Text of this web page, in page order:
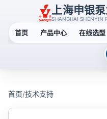
上海申银
SHANGHAI SHENYIN
首页 产品中心 在线选型
首页/技术支持